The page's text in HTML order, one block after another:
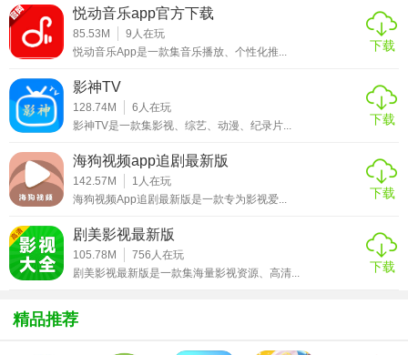
2. 高级文件管理：支持多种文件格式的预览和编辑，方便用
户管理手机中的各类文件。
度。
4. 隐私保护：提供密码保护、应用锁等功能，确保用户隐私
安全。
5. 多任务管理：支持同时运行多个应用，并可以方便地切换
和管理。
两年半安卓最新版亮点
所需功能。
悦动音乐app官方下载
85.53M 9 人在玩
悦动音乐App是一款集音乐播放、个性化推...
下载
影神TV
128.74M 6 人在玩
影神TV是一款集影视、综艺、动漫、纪录片...
下载
海狗视频app追剧最新版
142.57M 1 人在玩
海狗视频App追剧最新版是一款专为影视爱...
下载
剧美影视最新版
105.78M 756 人在玩
剧美影视最新版是一款集海量影视资源、高清...
下载
精品推荐